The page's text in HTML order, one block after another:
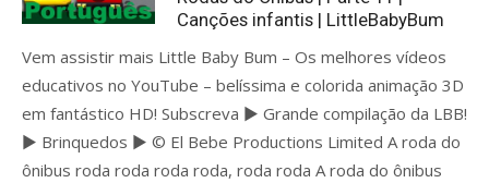
Canções infantis | LittleBabyBum
Vem assistir mais Little Baby Bum – Os melhores vídeos
educativos no YouTube – belíssima e colorida animação 3D
em fantástico HD! Subscreva ► Grande compilação da LBB!
► Brinquedos ► © El Bebe Productions Limited A roda do
ônibus roda roda roda roda, roda roda A roda do ônibus